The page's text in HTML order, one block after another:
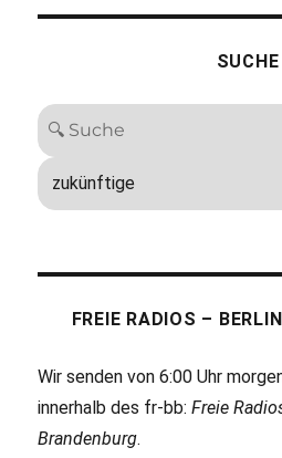
SUCHE
FREIE RADIOS –
Wir senden von 6:00 Uhr
innerhalb des fr-bb:Freie
Brandenburg.